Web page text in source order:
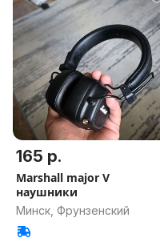
165 р.
Marshall major V
наушники
Минск, Фрунзенский